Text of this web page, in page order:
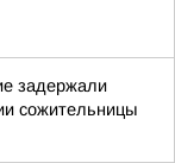
задержали
сожительницы